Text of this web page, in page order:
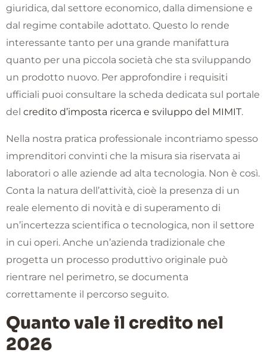
giuridica, dal settore economico, dalla dimensione e
dal regime contabile adottato. Questo lo rende
interessante tanto per una grande manifattura
quanto per una piccola società che sta sviluppando
un prodotto nuovo. Per approfondire i requisiti
ufficiali puoi consultare la scheda dedicata sul portale
del credito d’imposta ricerca e sviluppo del MIMIT.
Nella nostra pratica professionale incontriamo spesso
imprenditori convinti che la misura sia riservata ai
laboratori o alle aziende ad alta tecnologia. Non è così.
Conta la natura dell’attività, cioè la presenza di un
reale elemento di novità e di superamento di
un’incertezza scientifica o tecnologica, non il settore
in cui operi. Anche un’azienda tradizionale che
progetta un processo produttivo originale può
rientrare nel perimetro, se documenta
correttamente il percorso seguito.
Quanto vale il credito nel
2026